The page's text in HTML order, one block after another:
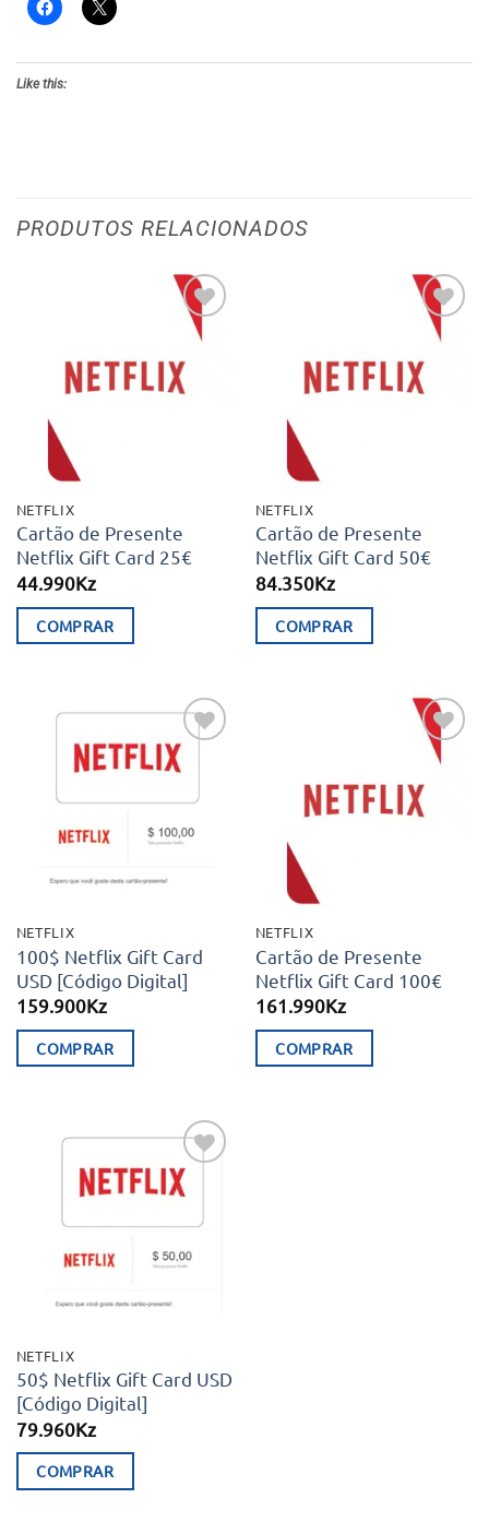
Like this:
PRODUTOS RELACIONADOS
Adicionar
aos meus
desejos
NETFLIX
Cartão de Presente
Netflix Gift Card 25€
44.990Kz
COMPRAR
Adicionar
aos meus
desejos
NETFLIX
Cartão de Presente
Netflix Gift Card 50€
84.350Kz
COMPRAR
Adicionar
desejos
NETFLIX
100$ Netflix Gift Card
USD [Código Digital]
159.900Kz
COMPRAR
Adicionar
aos meus
desejos
NETFLIX
Cartão de Presente
Netflix Gift Card 100€
161.990Kz
COMPRAR
Adicionar
aos meus
desejos
NETFLIX
50$ Netflix Gift Card USD
[Código Digital]
79.960Kz
COMPRAR